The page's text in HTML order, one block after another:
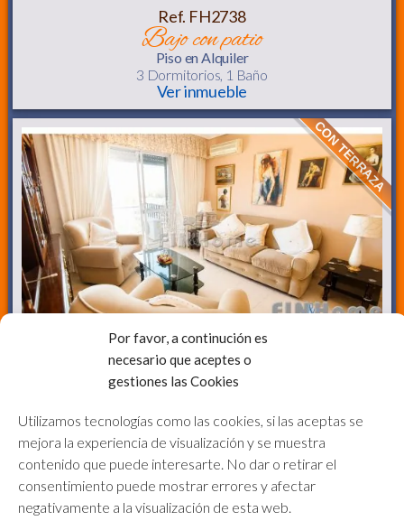
Por favor, a continución es
necesario que aceptes o
gestiones las Cookies
Utilizamos tecnologías como las cookies, si las aceptas se
mejora la experiencia de visualización y se muestra
contenido que puede interesarte. No dar o retirar el
consentimiento puede mostrar errores y afectar
negativamente a la visualización de esta web.
Ref. FH2738
bajo con patio
Piso en Alquiler
3 Dormitorios, 1 Baño
Ver inmueble
CON TERRAZA
Ref. FH04061
antes con 3 dormitorios reformado a 2
Piso en Venta
2 Dormitorios,1 Baño
Ascensor
Ver inmueble